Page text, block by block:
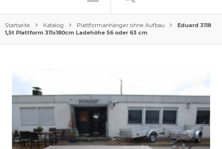
Startseite Katalog Plattformanhänger ohne Aufbau
Eduard 3118
1,5t Plattform 311x180cm Ladehöhe 56 oder 63 cm